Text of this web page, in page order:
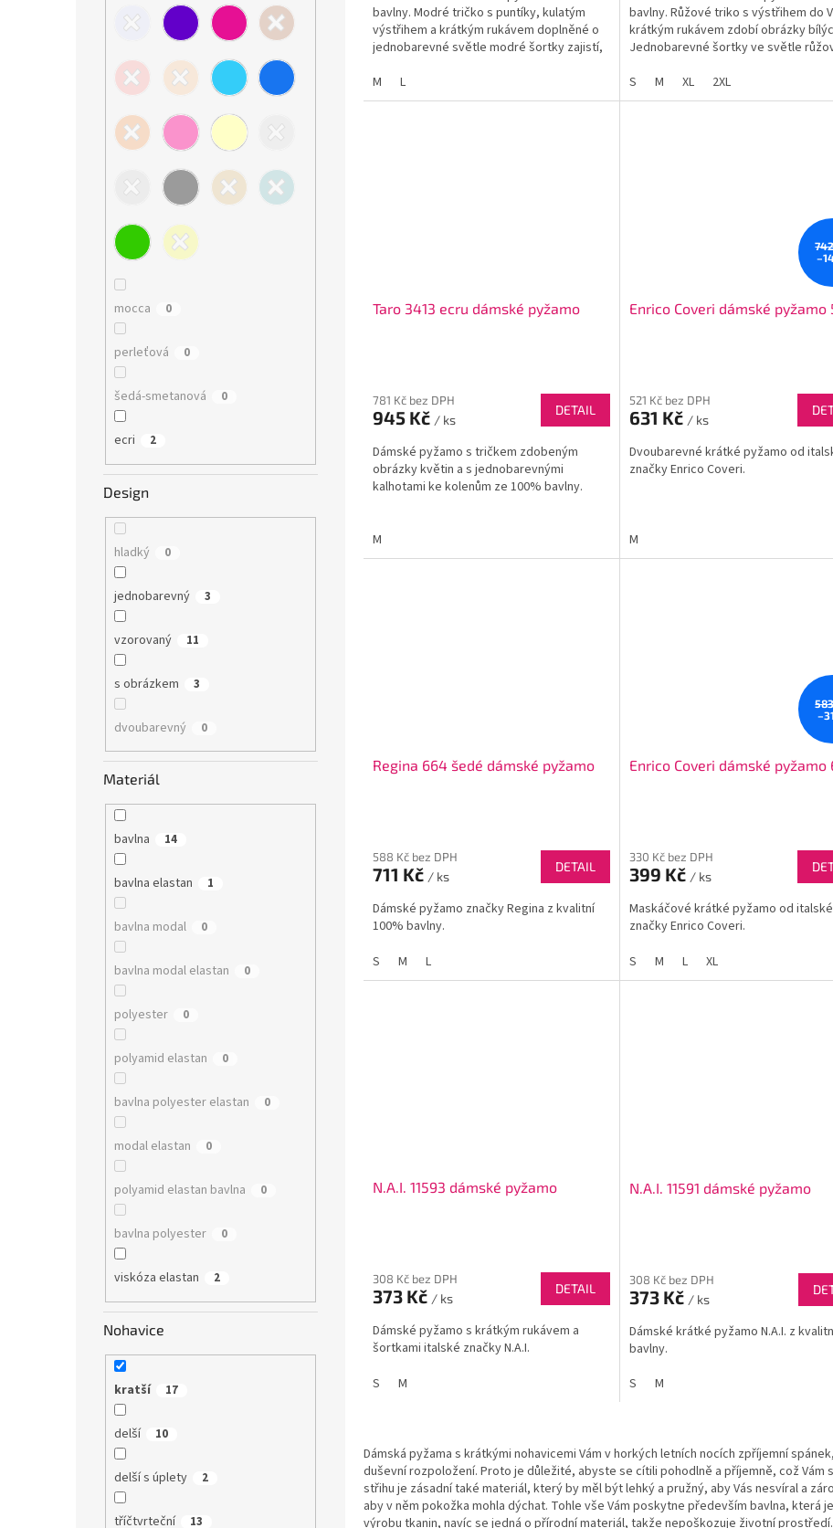
mocca 0
perleťová 0
šedá-smetanová 0
ecri 2
Design
hladký 0
jednobarevný 3
vzorovaný 11
s obrázkem 3
dvoubarevný 0
Materiál
bavlna 14
bavlna elastan 1
bavlna modal 0
bavlna modal elastan 0
polyester 0
polyamid elastan 0
bavlna polyester elastan 0
modal elastan 0
polyamid elastan bavlna 0
bavlna polyester 0
viskóza elastan 2
Nohavice
kratší 17
delší 10
delší s úplety 2
tříčtvrteční 13
bavlny. Modré tričko s puntíky, kulatým
výstřihem a krátkým rukávem doplněné o
jednobarevné světle modré šortky zajistí,
M
L
bavlny. Růžové triko s výstřihem do
krátkým rukávem zdobí obrázky
Jednobarevné šortky ve světle
S
M XL 2XL
Taro 3413 ecru dámské pyžamo
781 Kč bez DPH
945 Kč / ks
DETAIL
Dámské pyžamo s tričkem zdobeným
obrázky květin a s jednobarevnými
kalhotami ke kolenům ze 100% bavlny.
M
Enrico Coveri dámské pyžamo
521 Kč bez DPH
631 Kč / ks
Dvoubarevné krátké pyžamo od
značky Enrico Coveri.
M
Regina 664 šedé dámské pyžamo
588 Kč bez DPH
711 Kč / ks
DETAIL
Dámské pyžamo značky Regina z kvalitní
100% bavlny.
S
M L
Enrico Coveri dámské pyžamo
330 Kč bez DPH
399 Kč / ks
Maskáčové krátké pyžamo od italské
značky Enrico Coveri.
S
M L XL
N.A.I. 11593 dámské pyžamo
308 Kč bez DPH
373 Kč / ks
DETAIL
Dámské pyžamo s krátkým rukávem a
šortkami italské značky N.A.I.
S
M
N.A.I. 11591 dámské pyžamo
308 Kč bez DPH
373 Kč / ks
Dámské krátké pyžamo N.A.I. z
bavlny.
S
M
v
l
á
d
a
Dámská pyžama s krátkými nohavicemi Vám v horkých letních nocích zpříjemní
duševní rozpoložení. Proto je důležité, abyste se cítili pohodlně a příjemně, což Vám
střihu je zásadní také materiál, který by měl být lehký a pružný, aby Vás nesvíral a
aby v něm pokožka mohla dýchat. Tohle vše Vám poskytne především bavlna,
výrobu tkanin, navíc se jedná o přírodní materiál, takže nepoškozuje životní